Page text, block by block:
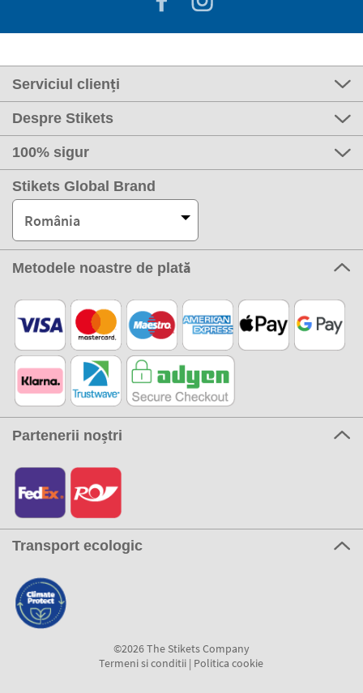
Serviciul clienți
Despre Stikets
100% sigur
Stikets Global Brand
România
Metodele noastre de plată
Partenerii noștri
Transport ecologic
©2026 The Stikets Company
Termeni si conditii | Politica cookie